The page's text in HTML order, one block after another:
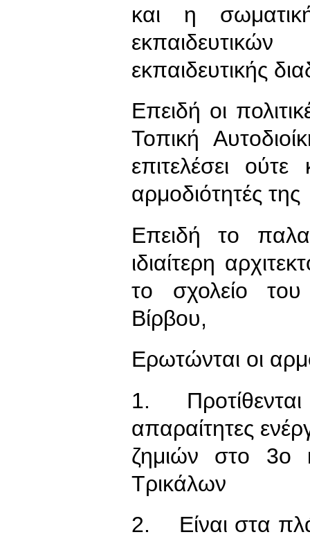
και η
εκπαιδευτικής
Επειδή οι
Τοπική
επιτελέσει ούτε
αρμοδιότητές της
Επειδή το
ιδιαίτερη
το σχολείο
Βίρβου,
Ερωτώνται οι
1. Προτίθενται
απαραίτητες
ζημιών στο 3ο
Τρικάλων
2. Είναι στα